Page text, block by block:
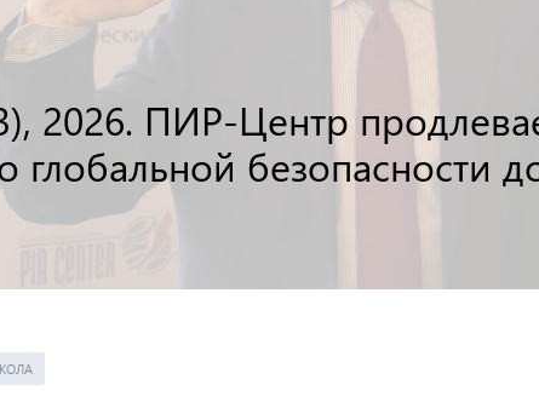
2026. ПИР-Центр
глобальной безопасности